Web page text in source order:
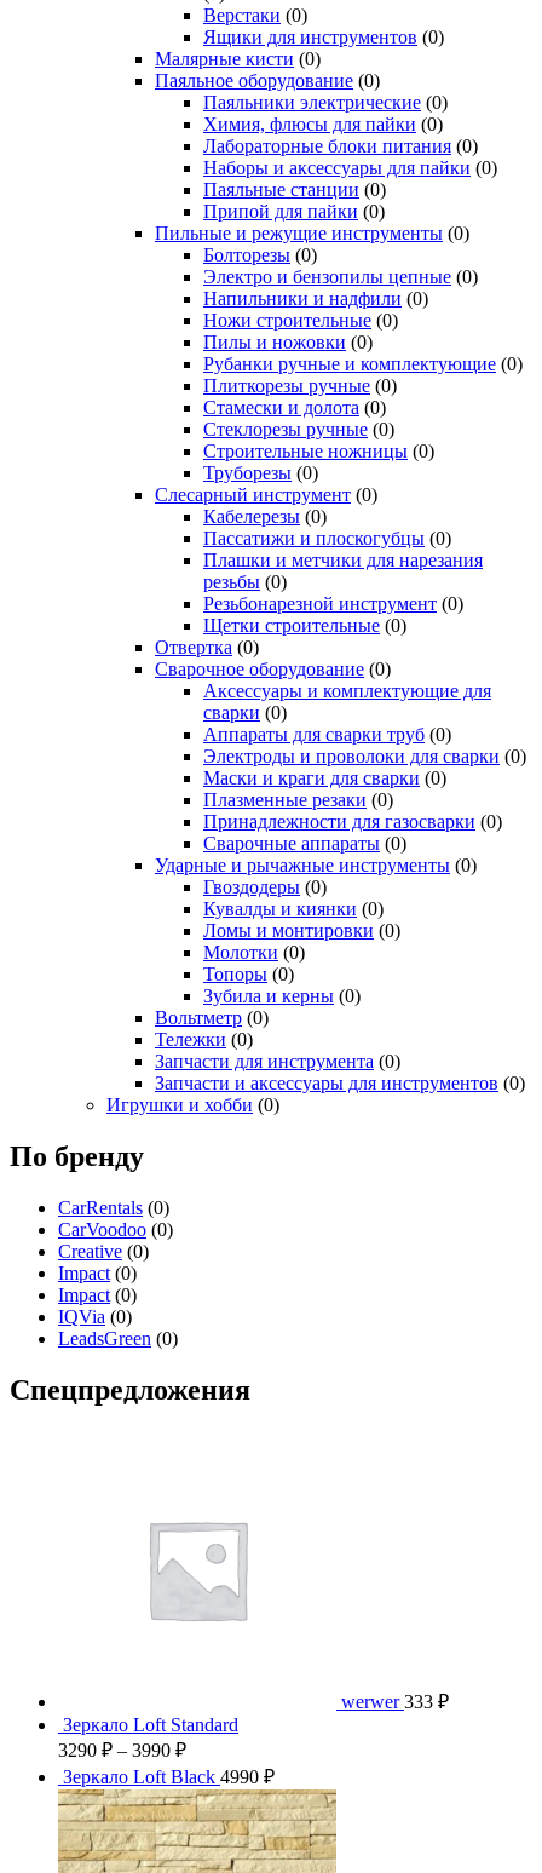
Верстаки (0)
Ящики для инструментов (0)
Малярные кисти (0)
Паяльное оборудование (0)
Паяльники электрические (0)
Химия, флюсы для пайки (0)
Лабораторные блоки питания (0)
Наборы и аксессуары для пайки (0)
Паяльные станции (0)
Припой для пайки (0)
Пильные и режущие инструменты (0)
Болторезы (0)
Электро и бензопилы цепные (0)
Напильники и надфили (0)
Ножи строительные (0)
Пилы и ножовки (0)
Рубанки ручные и комплектующие (0)
Плиткорезы ручные (0)
Стамески и долота (0)
Стеклорезы ручные (0)
Строительные ножницы (0)
Труборезы (0)
Слесарный инструмент (0)
Кабелерезы (0)
Пассатижи и плоскогубцы (0)
Плашки и метчики для нарезания
резьбы (0)
Резьбонарезной инструмент (0)
Щетки строительные (0)
Отвертка (0)
Сварочное оборудование (0)
Аксессуары и комплектующие для
сварки (0)
Аппараты для сварки труб (0)
Электроды и проволоки для сварки (0)
Маски и краги для сварки (0)
Плазменные резаки (0)
Принадлежности для газосварки (0)
Сварочные аппараты (0)
Ударные и рычажные инструменты (0)
Гвоздодеры (0)
Кувалды и киянки (0)
Ломы и монтировки (0)
Молотки (0)
Топоры (0)
Зубила и керны (0)
Вольтметр (0)
Тележки (0)
Запчасти для инструмента (0)
Запчасти и аксессуары для инструментов (0)
Игрушки и хобби (0)
По бренду
CarRentals (0)
CarVoodoo (0)
Creative (0)
Impact (0)
Impact (0)
IQVia (0)
LeadsGreen (0)
Спецпредложения
werwer 333 ₽
Зеркало Loft Standard
3290 ₽ – 3990 ₽
Зеркало Loft Black 4990 ₽